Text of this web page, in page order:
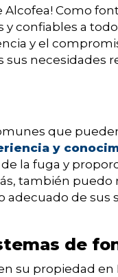
Alcofea! Como
confiables a
y el
necesidades
que
y
la fuga y
también puedo
de sus
de
su propiedad en